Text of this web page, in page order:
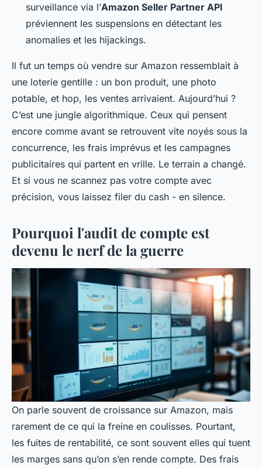
surveillance via l’Amazon Seller Partner API
préviennent les suspensions en détectant les
anomalies et les hijackings.
Il fut un temps où vendre sur Amazon ressemblait à
une loterie gentille : un bon produit, une photo
potable, et hop, les ventes arrivaient. Aujourd’hui ?
C’est une jungle algorithmique. Ceux qui pensent
encore comme avant se retrouvent vite noyés sous la
concurrence, les frais imprévus et les campagnes
publicitaires qui partent en vrille. Le terrain a changé.
Et si vous ne scannez pas votre compte avec
précision, vous laissez filer du cash - en silence.
Pourquoi l'audit de compte est
devenu le nerf de la guerre
On parle souvent de croissance sur Amazon, mais
rarement de ce qui la freine en coulisses. Pourtant,
les fuites de rentabilité, ce sont souvent elles qui tuent
les marges sans qu’on s’en rende compte. Des frais